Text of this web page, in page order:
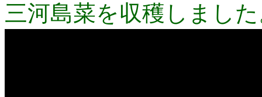
三河島菜を収穫しまし